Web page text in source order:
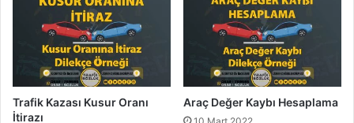
Trafik Kazası Kusur Oranı
İtirazı
Araç Değer Kaybı Hesaplama